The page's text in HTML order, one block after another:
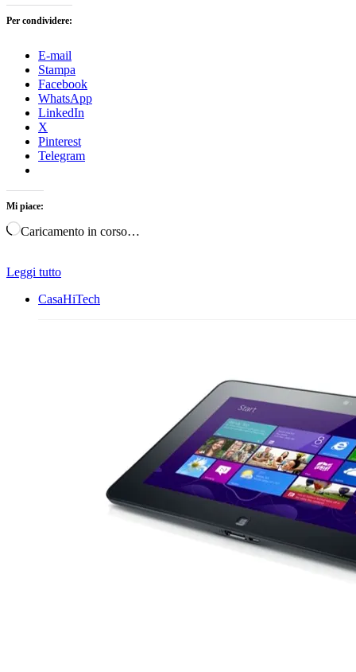
Per condividere:
E-mail
Stampa
Facebook
WhatsApp
LinkedIn
X
Pinterest
Telegram
Mi piace:
Caricamento in corso…
Leggi tutto
CasaHiTech